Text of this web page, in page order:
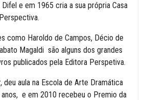
Difel e em 1965 cria a sua própria Casa
como Haroldo de Campos, Décio de
Magaldi são alguns dos grandes
publicados pela Editora Perspetiva.
deu aula na Escola de Arte Dramática
e em 2010 recebeu o Premio da